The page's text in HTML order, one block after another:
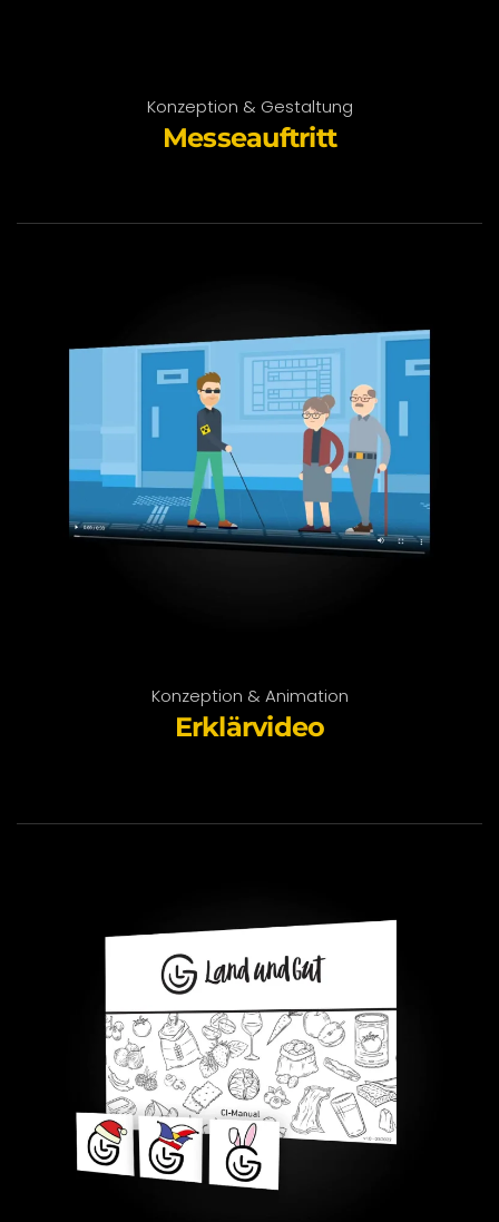
Konzeption & Gestaltung
Messeauftritt
Konzeption & Animation
Erklärvideo